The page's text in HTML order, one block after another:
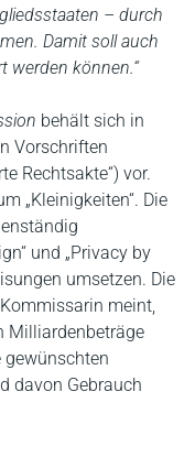
– durch
Damit soll auch
werden können.“
behält sich in
Vorschriften
Rechtsakte“) vor.
„Kleinigkeiten“. Die
und „Privacy by
umsetzen. Die
Kommissarin meint,
Milliardenbeträge
gewünschten
davon Gebrauch